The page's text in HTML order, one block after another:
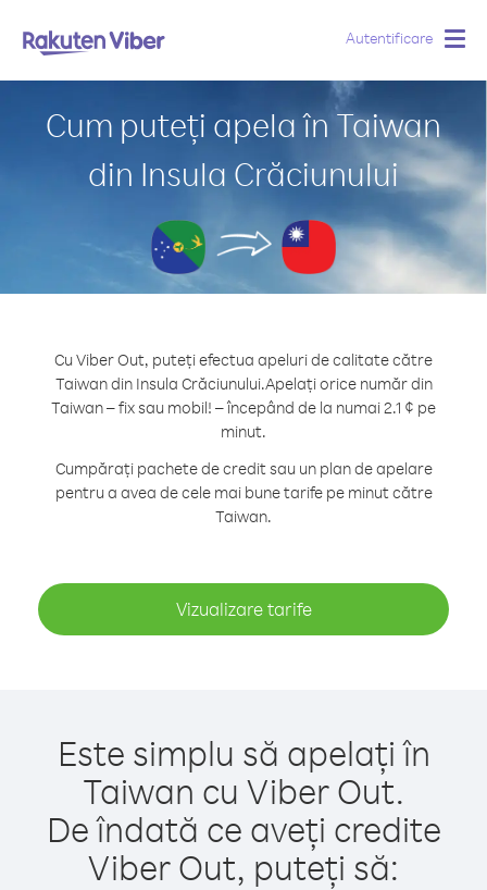
Autentificare
Cum puteți apela în Taiwan
din Insula Crăciunului
Cu Viber Out, puteți efectua apeluri de calitate către
Taiwan din Insula Crăciunului.Apelați orice număr din
Taiwan – fix sau mobil! – începând de la numai 2.1 ¢ pe
minut.
Cumpărați pachete de credit sau un plan de apelare
pentru a avea de cele mai bune tarife pe minut către
Taiwan.
Vizualizare tarife
Este simplu să apelați în
Taiwan cu Viber Out.
De îndată ce aveți credite
Viber Out, puteți să: